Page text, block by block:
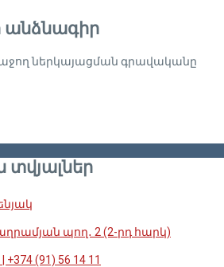
անձնագիր
ներկայացման գրավականը
պող․ 2 (2-րդ հարկ)
+374 (91) 56 14 11